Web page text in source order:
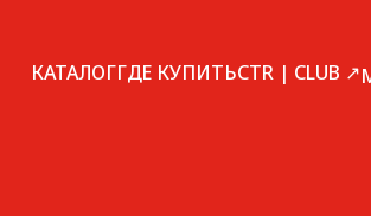
КАТАЛОГГДЕ КУПИТЬCTR | CLUB ↗